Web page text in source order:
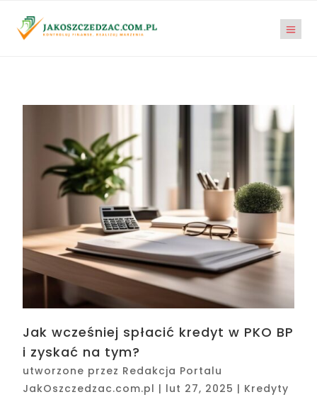
Jak wcześniej spłacić kredyt w PKO BP
i zyskać na tym?
utworzone przez Redakcja Portalu
JakOszczedzac.com.pl | lut 27, 2025 | Kredyty